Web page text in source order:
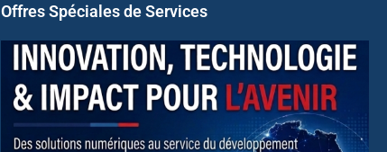
Offres Spéciales de Services